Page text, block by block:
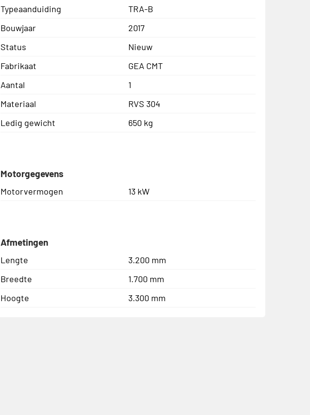
Typeaanduiding
TRA-B
Bouwjaar
2017
Status
Nieuw
Fabrikaat
GEA CMT
Aantal
1
Materiaal
RVS 304
Ledig gewicht
650 kg
Motorgegevens
Motorvermogen 13 kW
Afmetingen
Lengte
3.200 mm
Breedte
1.700 mm
Hoogte
3.300 mm